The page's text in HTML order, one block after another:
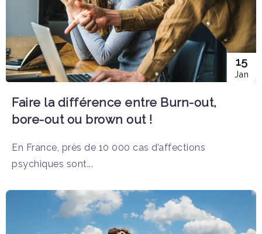
15
Jan
Faire la différence entre Burn-out,
bore-out ou brown out !
En France, près de 10 000 cas d’affections
psychiques sont...